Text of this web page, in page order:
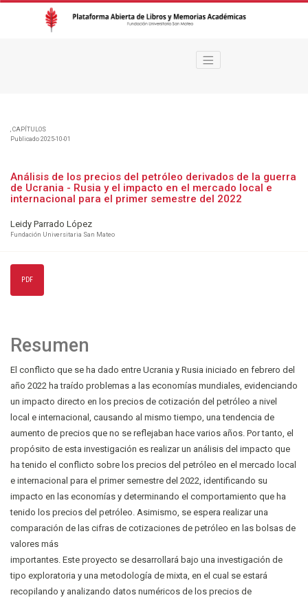
, CAPÍTULOS
Análisis de los precios del petróleo derivados de la guerra
de Ucrania - Rusia y el impacto en el mercado local e
internacional para el primer semestre del 2022
Publicado 2025-10-01
Leidy Parrado López
Fundación Universitaria San Mateo
PDF
Resumen
El conflicto que se ha dado entre Ucrania y Rusia iniciado en febrero del
año 2022 ha traído problemas a las economías mundiales, evidenciando
un impacto directo en los precios de cotización del petróleo a nivel
local e internacional, causando al mismo tiempo, una tendencia de
aumento de precios que no se reflejaban hace varios años. Por tanto, el
propósito de esta investigación es realizar un análisis del impacto que
ha tenido el conflicto sobre los precios del petróleo en el mercado local
e internacional para el primer semestre del 2022, identificando su
impacto en las economías y determinando el comportamiento que ha
tenido los precios del petróleo. Asimismo, se espera realizar una
comparación de las cifras de cotizaciones de petróleo en las bolsas de
valores más
importantes. Este proyecto se desarrollará bajo una investigación de
tipo exploratoria y una metodología de mixta, en el cual se estará
recopilando y analizando datos numéricos de los precios de